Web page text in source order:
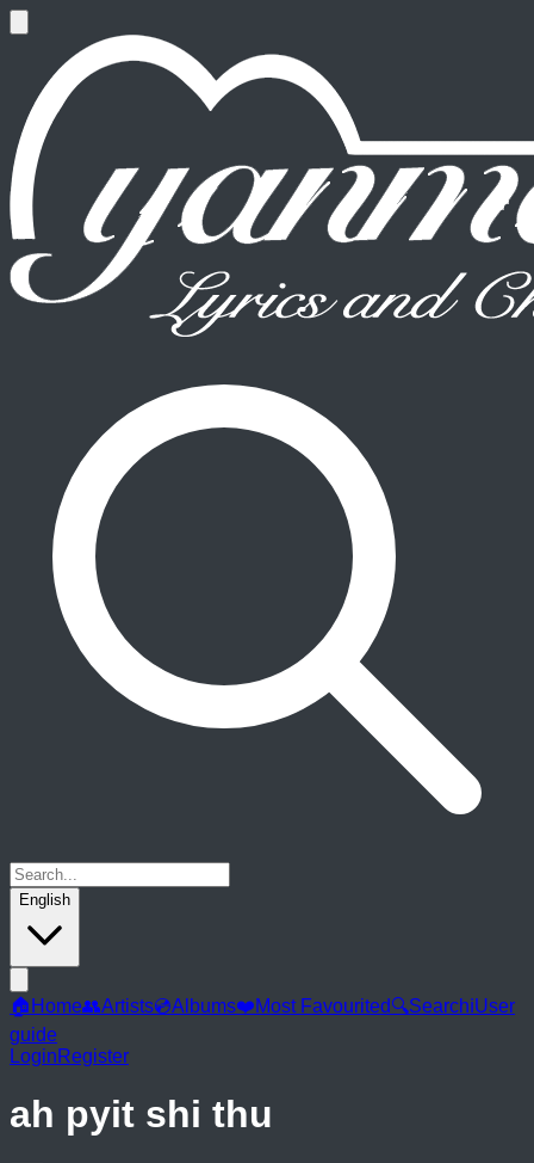
English
🏠 Home👥Artists💿Albums❤️Most Favourited🔍Searchℹ️User
guide
LoginRegister
ah pyit shi thu